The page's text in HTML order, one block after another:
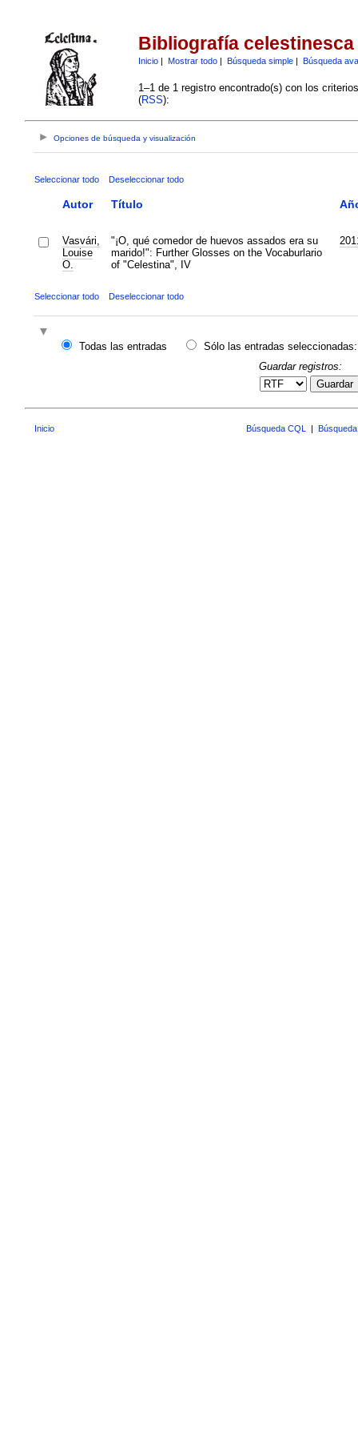
Bibliografía celestinesca
Inicio| Mostrar todo| Búsqueda simple| Búsqueda
1–1 de 1 registro encontrado(s) con los
(RSS):
Opciones de búsqueda y visualización
Seleccionar todo Deseleccionar todo
Autor Título
Vasvári,
Louise
O.
"¡O, qué comedor de huevos assados era su
marido!": Further Glosses on the Vocaburlario
of "Celestina", IV
Seleccionar todo Deseleccionar todo
Todas las entradas
Sólo las entradas seleccionadas:
Guardar registros:
Guardar
Inicio Búsqueda CQL